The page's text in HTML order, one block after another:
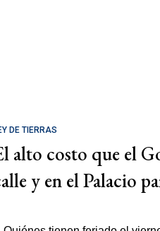
DE TIERRAS
alto costo que el
y en el Palacio